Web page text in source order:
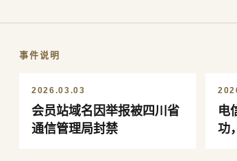
事件说明
2026.03.03
会员站域名因举报被四川省
通信管理局封禁
电
功